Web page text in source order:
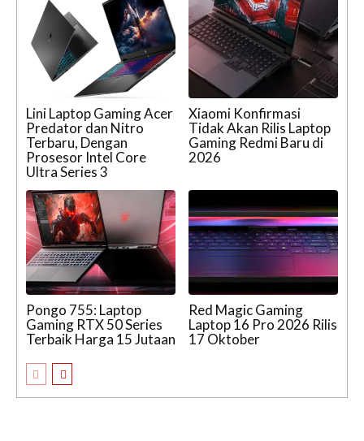
Lini Laptop Gaming Acer
Predator dan Nitro
Terbaru, Dengan
Prosesor Intel Core
Ultra Series 3
Xiaomi Konfirmasi
Tidak Akan Rilis Laptop
Gaming Redmi Baru di
2026
Pongo 755: Laptop
Gaming RTX 50 Series
Terbaik Harga 15 Jutaan
Red Magic Gaming
Laptop 16 Pro 2026 Rilis
17 Oktober